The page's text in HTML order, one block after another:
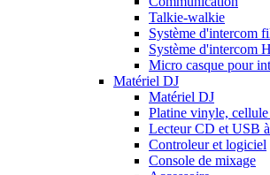
Talkie-walkie
Système d'intercom
Système d'intercom
Micro casque pour
Matériel DJ
Matériel DJ
Platine vinyle,
Lecteur CD et USB
Controleur et logiciel
Console de mixage